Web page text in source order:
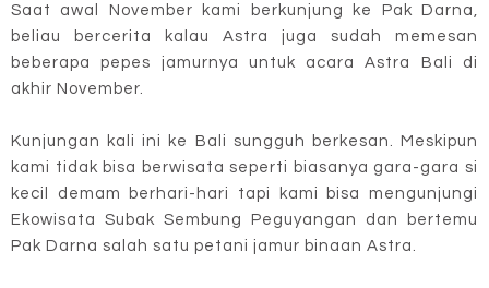
Saat awal November kami berkunjung ke Pak Darna,
beliau bercerita kalau Astra juga sudah memesan
beberapa pepes jamurnya untuk acara Astra Bali di
akhir November.
Kunjungan kali ini ke Bali sungguh berkesan. Meskipun
kami tidak bisa berwisata seperti biasanya gara-gara si
kecil demam berhari-hari tapi kami bisa mengunjungi
Ekowisata Subak Sembung Peguyangan dan bertemu
Pak Darna salah satu petani jamur binaan Astra.